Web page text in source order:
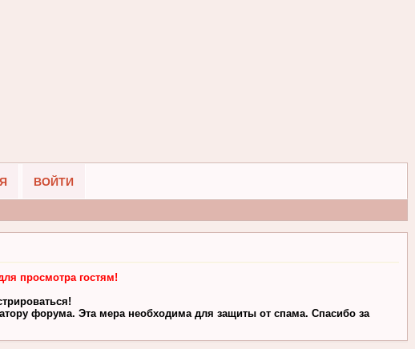
ВОЙТИ
просмотра гостям!
форума. Эта мера необходима для защиты от спама. Спасибо за